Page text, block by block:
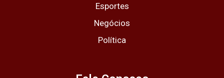
Esportes
Negócios
Política